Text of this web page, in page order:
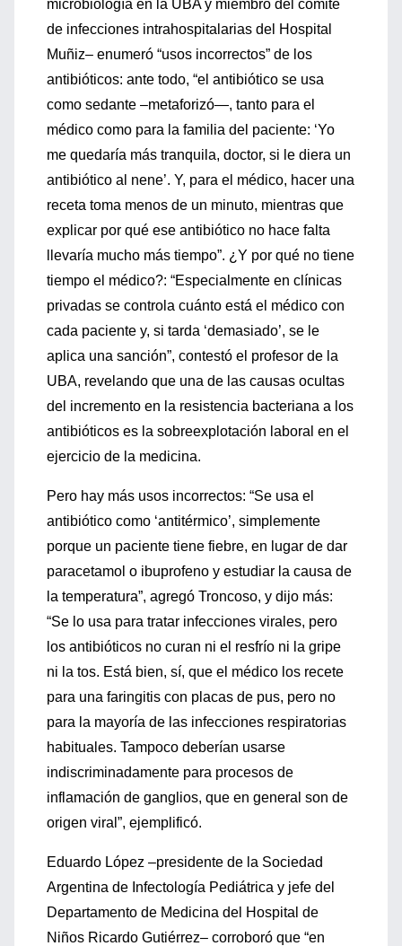
microbiología en la UBA y miembro del comité
de infecciones intrahospitalarias del Hospital
Muñiz– enumeró “usos incorrectos” de los
antibióticos: ante todo, “el antibiótico se usa
como sedante –metaforizó—, tanto para el
médico como para la familia del paciente: ‘Yo
me quedaría más tranquila, doctor, si le diera un
antibiótico al nene’. Y, para el médico, hacer una
receta toma menos de un minuto, mientras que
explicar por qué ese antibiótico no hace falta
llevaría mucho más tiempo”. ¿Y por qué no tiene
tiempo el médico?: “Especialmente en clínicas
privadas se controla cuánto está el médico con
cada paciente y, si tarda ‘demasiado’, se le
aplica una sanción”, contestó el profesor de la
UBA, revelando que una de las causas ocultas
del incremento en la resistencia bacteriana a los
antibióticos es la sobreexplotación laboral en el
ejercicio de la medicina.
Pero hay más usos incorrectos: “Se usa el
antibiótico como ‘antitérmico’, simplemente
porque un paciente tiene fiebre, en lugar de dar
paracetamol o ibuprofeno y estudiar la causa de
la temperatura”, agregó Troncoso, y dijo más:
“Se lo usa para tratar infecciones virales, pero
los antibióticos no curan ni el resfrío ni la gripe
ni la tos. Está bien, sí, que el médico los recete
para una faringitis con placas de pus, pero no
para la mayoría de las infecciones respiratorias
habituales. Tampoco deberían usarse
indiscriminadamente para procesos de
inflamación de ganglios, que en general son de
origen viral”, ejemplificó.
Eduardo López –presidente de la Sociedad
Argentina de Infectología Pediátrica y jefe del
Departamento de Medicina del Hospital de
Niños Ricardo Gutiérrez– corroboró que “en